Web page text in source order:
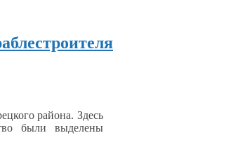
района. Здесь
были выделены